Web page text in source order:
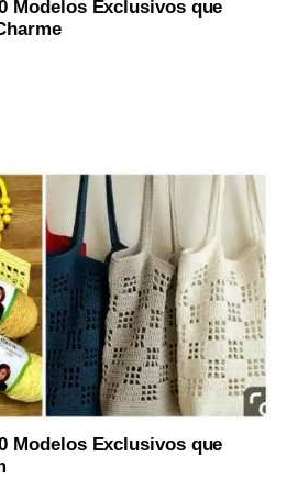
Modelos Exclusivos que
Modelos Exclusivos que